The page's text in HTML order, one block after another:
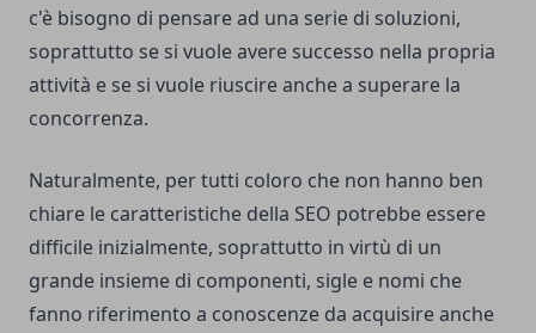
c'è bisogno di pensare ad una serie di soluzioni,
soprattutto se si vuole avere successo nella propria
attività e se si vuole riuscire anche a superare la
concorrenza.
Naturalmente, per tutti coloro che non hanno ben
chiare le caratteristiche della SEO potrebbe essere
difficile inizialmente, soprattutto in virtù di un
grande insieme di componenti, sigle e nomi che
fanno riferimento a conoscenze da acquisire anche